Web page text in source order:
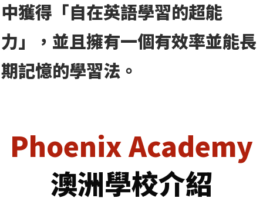
中獲得「自在英語學習的超能
力」，並且擁有一個有效率並能長
期記憶的學習法。
Phoenix Academy
澳洲學校介紹